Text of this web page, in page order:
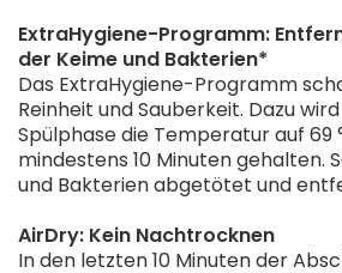
ExtraHygiene-Programm:
der Keime und Bakterien*
Das ExtraHygiene-Programm
Reinheit und Sauberkeit. Dazu
Spülphase die Temperatur auf 69
mindestens 10 Minuten gehalten.
und Bakterien abgetötet und
AirDry: Kein Nachtrocknen
In den letzten 10 Minuten der